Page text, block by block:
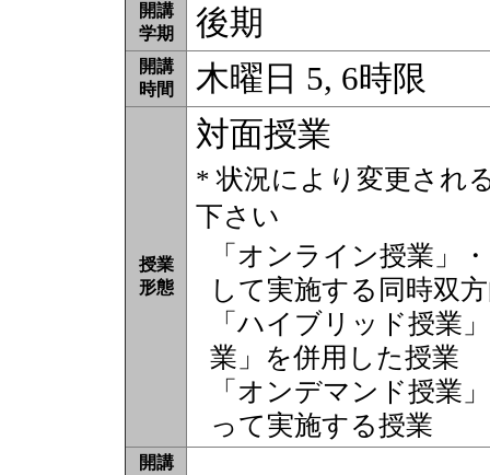
開講
学期
後期
開講
時間
木曜日 5, 6時限
授業
形態
対面授業
* 状況により変更され
下さい
「オンライン授業」
して実施する同時双
「ハイブリッド授業
業」を併用した授業
「オンデマンド授業
って実施する授業
開講